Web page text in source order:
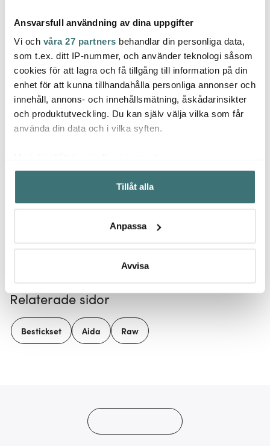
Ansvarsfull användning av dina uppgifter
Vi och våra 27 partners behandlar din personliga data,
som t.ex. ditt IP-nummer, och använder teknologi såsom
cookies för att lagra och få tillgång till information på din
enhet för att kunna tillhandahålla personliga annonser och
innehåll, annons- och innehållsmätning, åskådarinsikter
och produktutveckling. Du kan själv välja vilka som får
använda din data och i vilka syften.
Samla in information om din geografiska plats som
kan ha en noggrannhet på upp till flera meter
Identifiera din enhet genom att aktivt skanna den för
Ta reda på mer om hur dina personliga uppgifter
Du kan ändra eller dra tillbaka ditt samtycke när som
Vi använder cookies för att innehållet och annonserna
ska anpassas efter det som vi tror att du tycker om. Det
gör också att vi kan analysera vår trafik och göra
Tillåt alla
Anpassa
Avvisa
Aida
RAW Organic tallrik
24x21 cm sandy beige
249 kr
Aida
Groovy tårtspade 22,8
cm polerad
35 kr
Aida
Raw
Låt dig inspireras av våra kunder
Relaterade sidor
Bestickset Aida Raw